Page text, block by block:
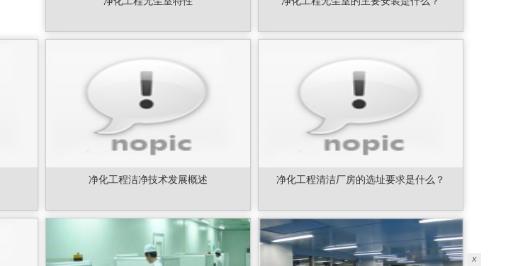
净化工程洁净技术发展概述 净化工程清洁厂房的选址要求是什么？
x